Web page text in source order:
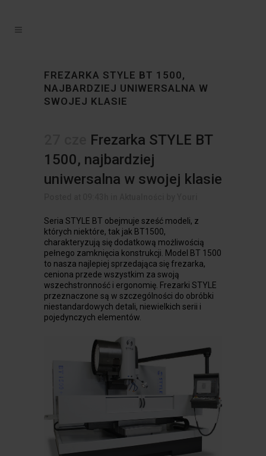
FREZARKA STYLE BT 1500,
NAJBARDZIEJ UNIWERSALNA W
SWOJEJ KLASIE
Frezarka STYLE BT
1500, najbardziej
uniwersalna w swojej klasie
Seria STYLE BT obejmuje sześć modeli, z
których niektóre, tak jak BT1500,
charakteryzują się dodatkową możliwością
pełnego zamknięcia konstrukcji . Model BT 1500
to nasza najlepiej sprzedająca się frezarka,
ceniona przede wszystkim za swoją
wszechstronność i ergonomię. Frezarki STYLE
przeznaczone są w szczególności do obróbki
niestandardowych detali, niewielkich serii i
pojedynczych elementów.